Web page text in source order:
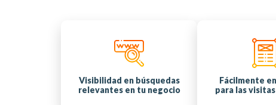
Visibilidad en búsquedas
relevantes en tu negocio
Fácilmente
para las